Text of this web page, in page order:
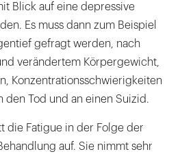
Blick auf eine depressive
Es muss dann zum Beispiel
gefragt werden, nach
verändertem Körpergewicht,
Konzentrationsschwierigkeiten
den Tod und an einen Suizid.
die Fatigue in der Folge der
auf. Sie nimmt sehr